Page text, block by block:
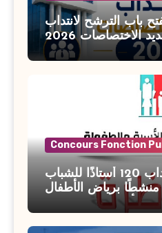
باب الترشح لانتداب
عديد الاختصاصات 2026 / Concours BT
Banque de Tunisie
Concours Fonction
مناظرة انتداب 120 أستاذًا للشباب
والطفولة و 50 منشطًا برياض الأطفال
والطفولة وكبار
2026